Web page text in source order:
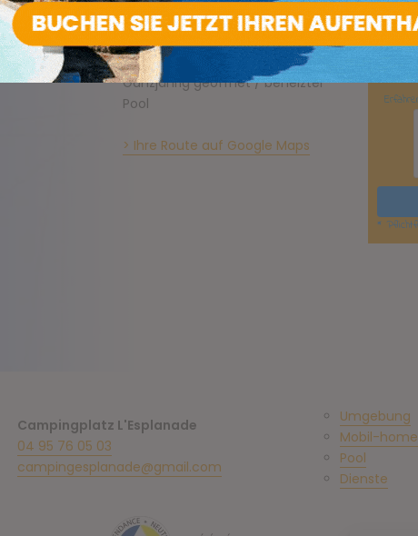
04 95 76 05 03
campingesplanade@gmail.com
Öffnungszeiten:
Ganzjährig geöffnet / beheizter
Pool
> Ihre Route auf Google Maps
Campingplatz L'Esplanade
04 95 76 05 03
campingesplanade@gmail.com
Umgebung
Mobil-home
Pool
Dienste